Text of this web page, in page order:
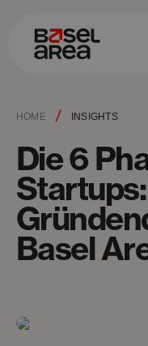
HOME / INSIGHTS
Die 6
Basel